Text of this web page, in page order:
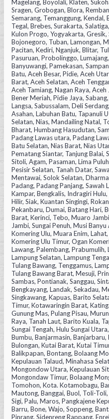
Magelang, Boyolali, Klaten,
Sragen, Grobogan, Blora,
Semarang, Temanggung, Kendal,
Tegal, Brebes, Surakarta,
Kulon Progo, Yogyakarta,
Bojonegoro, Tuban, Lamongan,
Pacitan, Kediri, Nganjuk, Blitar,
Pasuruan, Probolinggo,
Banyuwangi, Pamekasan,
Batu, Aceh Besar, Pidie, Aceh
Barat, Aceh Selatan, Aceh
Aceh Tamiang, Nagan Raya,
Bener Meriah, Pidie Jaya,
Langsa, Sabussalam, Deli
Asahan, Labuhan Batu, Tapanuli
Selatan, Nias, Mandailing Natal,
Bharat, Humbang Hasudutan,
Padang Lawas utara, Padang
Batu Selatan, Nias Barat, Nias
Pematang Siantar, Tanjung Balai,
Sitoli, Agam, Pasaman, Lima
Pesisir Selatan, Tanah Datar,
Mentawai, Solok Selatan,
Padang, Padang Panjang, Sawah
Kampar, Bengkalis, Indragiri
Hilir, Siak, Kuantan Singingi,
Pekanbaru, Dumai, Batang Hari,
Barat, Kerinci, Tebo, Muaro
Jambi, Sungai Penuh, Musi
Komering Ulu, Muara Enim,
Komering Ulu Timur, Ogan
Lawang, Palembang, Prabumulih,
Lampung Selatan, Lampung
Tulang Bawang, Tenggamus,
Tulang Bawang Barat, Mesuji,
Sambas, Pontianak, Sanggau,
Bengkayang, Landak, Sekadau,
Singkawang, Kapuas, Barito
Timur, Kotawaringin Barat,
Gunung Mas, Pulang Pisau,
Raya, Tanah Laut, Barito Kuala,
Sungai Tengah, Hulu Sungai
Bumbu, Banjarmasin,
Bulongan, Kutai Barat, Kutai
Balikpapan, Bontang, Bolaang
Kepulauan Talaud, Minahasa
Mongondow Utara, Kepulauan
Mongondaw Timur, Bolaang
Tomohon, Kota. Kotamobagu,
Mautong, Banggai, Buol, Toli-
Sigi, Palu, Maros, Pangkajene
Barru, Bone, Wajo, Soppeng,
Pinrang, Sidenreng Rappang,